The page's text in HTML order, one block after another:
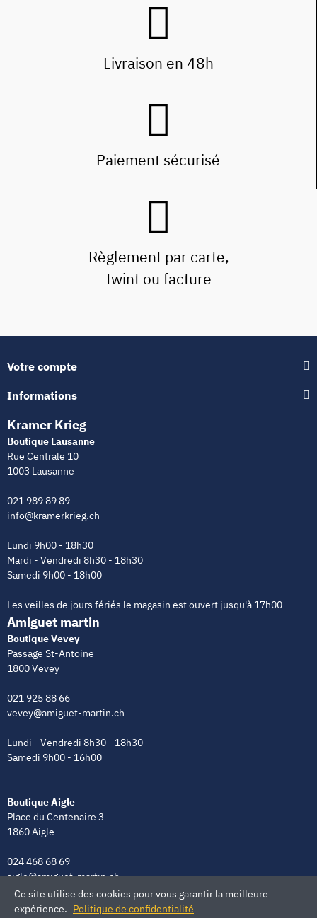
Livraison en 48h
Paiement sécurisé
Règlement par carte,
twint ou facture
Votre compte
Informations
Kramer Krieg
Boutique Lausanne
Rue Centrale 10
1003 Lausanne
021 989 89 89
info@kramerkrieg.ch
Lundi 9h00 - 18h30
Mardi - Vendredi 8h30 - 18h30
Samedi 9h00 - 18h00
Les veilles de jours fériés le magasin est ouvert jusqu'à 17h00
Amiguet martin
Boutique Vevey
Passage St-Antoine
1800 Vevey
021 925 88 66
vevey@amiguet-martin.ch
Lundi - Vendredi 8h30 - 18h30
Samedi 9h00 - 16h00
Boutique Aigle
Place du Centenaire 3
1860 Aigle
024 468 68 69
aigle@amiguet-martin.ch
Lundi - Vendredi 8h00 - 12h00 | 13h30 - 18h30
Ce site utilise des cookies pour vous garantir la meilleure
expérience. Politique de confidentialité